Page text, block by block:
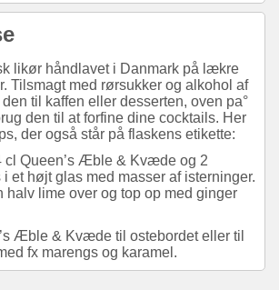
likør håndlavet i Danmark på lækre
Tilsmagt med rørsukker og alkohol af
til kaffen eller desserten, oven pa°
den til at forfine dine cocktails. Her
der også står på flaskens etikette:
cl Queen’s Æble & Kvæde og 2
et højt glas med masser af isterninger.
halv lime over og top op med ginger
Æble & Kvæde til ostebordet eller til
fx marengs og karamel.